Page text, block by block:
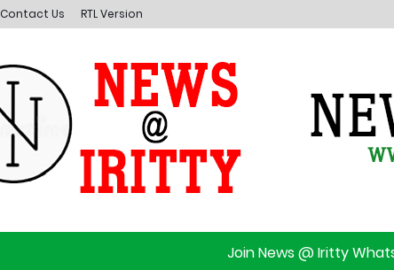
Contact Us RTL Version
Join News @ Iritty